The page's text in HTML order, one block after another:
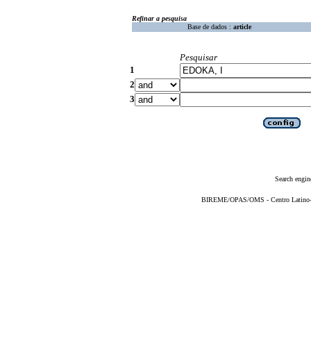
Refinar a pesquisa
Base de dados : article
Pesquisar
1
2
3
Search
BIREME/OPAS/OMS - Centro Latino-